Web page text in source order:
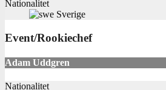
Nationalitet
Sverige
Event/Rookiechef
Adam Uddgren
Nationalitet